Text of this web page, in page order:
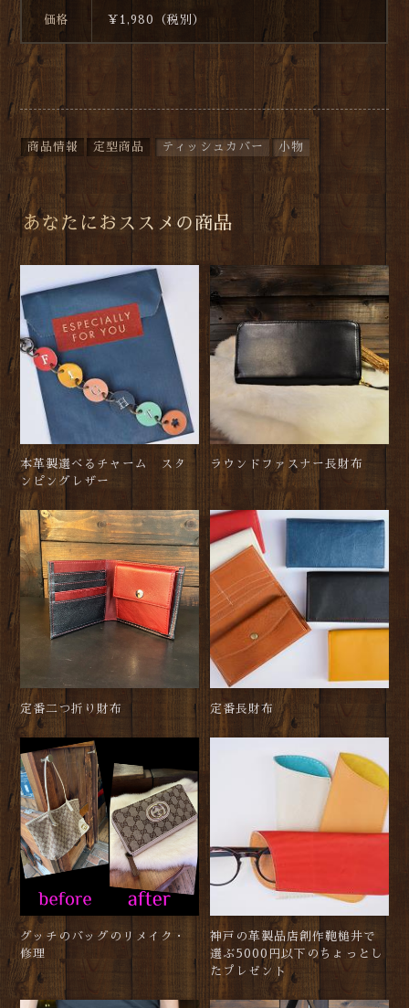
価格 ￥1,980（税別）
商品情報 定型商品 ティッシュカバー 小物
本革製選べるチャーム スタ
ンピングレザー
ラウンドファスナー長財布
定番二つ折り財布 定番長財布
グッチのバッグのリメイク・
修理
神戸の革製品店創作鞄槌井で
選ぶ5000円以下のちょっとし
たプレゼント